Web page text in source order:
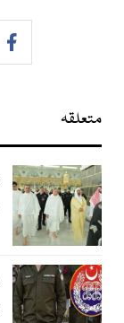
متعلقہ